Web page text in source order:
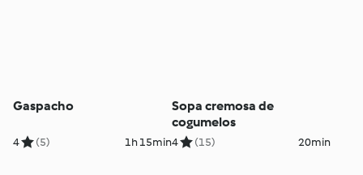
Gaspacho
4 (5) 1h 15min
Sopa cremosa de
cogumelos
4 (15) 20min